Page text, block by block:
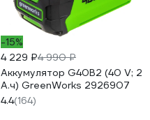
-15%
4 229 ₽4 990 ₽
Аккумулятор G40B2 (40 V; 2
А.ч) GreenWorks 2926907
4.4(164)